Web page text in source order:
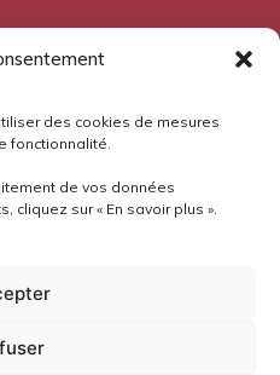
des cookies de mesures
fonctionnalité.
de vos données
cliquez sur « En savoir plus ».